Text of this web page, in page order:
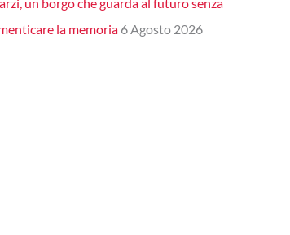
la memoria 6 Agosto 2026